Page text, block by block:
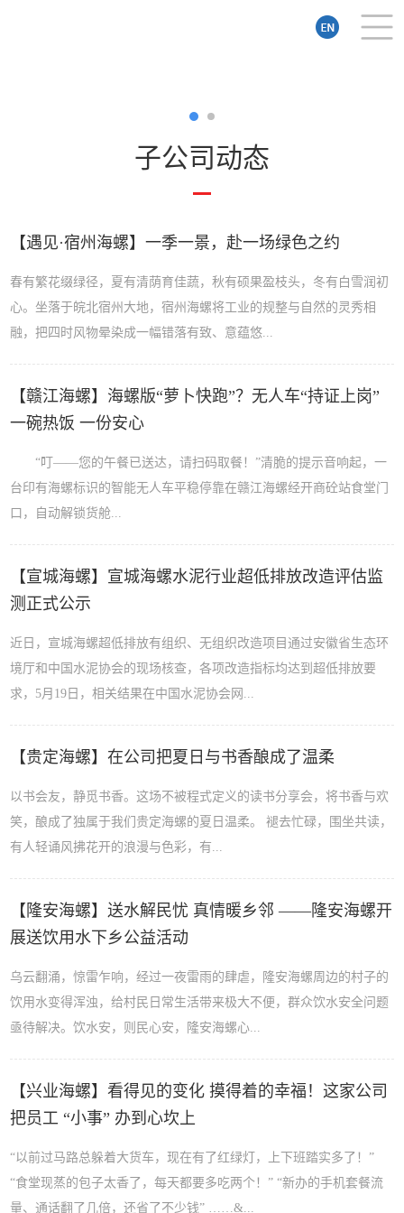
子公司动态
【遇见·宿州海螺】一季一景，赴一场绿色之约
春有繁花缀绿径，夏有清荫育佳蔬，秋有硕果盈枝头，冬有白雪润初
心。坐落于皖北宿州大地，宿州海螺将工业的规整与自然的灵秀相
融，把四时风物晕染成一幅错落有致、意蕴悠...
【赣江海螺】海螺版“萝卜快跑”？无人车“持证上岗”
一碗热饭 一份安心
“叮——您的午餐已送达，请扫码取餐！”清脆的提示音响起，一
台印有海螺标识的智能无人车平稳停靠在赣江海螺经开商砼站食堂门
口，自动解锁货舱...
【宣城海螺】宣城海螺水泥行业超低排放改造评估监
测正式公示
近日，宣城海螺超低排放有组织、无组织改造项目通过安徽省生态环
境厅和中国水泥协会的现场核查，各项改造指标均达到超低排放要
求，5月19日，相关结果在中国水泥协会网...
【贵定海螺】在公司把夏日与书香酿成了温柔
以书会友，静觅书香。这场不被程式定义的读书分享会，将书香与欢
笑，酿成了独属于我们贵定海螺的夏日温柔。 褪去忙碌，围坐共读，
有人轻诵风拂花开的浪漫与色彩，有...
【隆安海螺】送水解民忧 真情暖乡邻 ——隆安海螺开
展送饮用水下乡公益活动
乌云翻涌，惊雷乍响，经过一夜雷雨的肆虐，隆安海螺周边的村子的
饮用水变得浑浊，给村民日常生活带来极大不便，群众饮水安全问题
亟待解决。饮水安，则民心安，隆安海螺心...
【兴业海螺】看得见的变化 摸得着的幸福！这家公司
把员工 “小事” 办到心坎上
“以前过马路总躲着大货车，现在有了红绿灯，上下班踏实多了！”
“食堂现蒸的包子太香了，每天都要多吃两个！” “新办的手机套餐流
量、通话翻了几倍，还省了不少钱” ……&...